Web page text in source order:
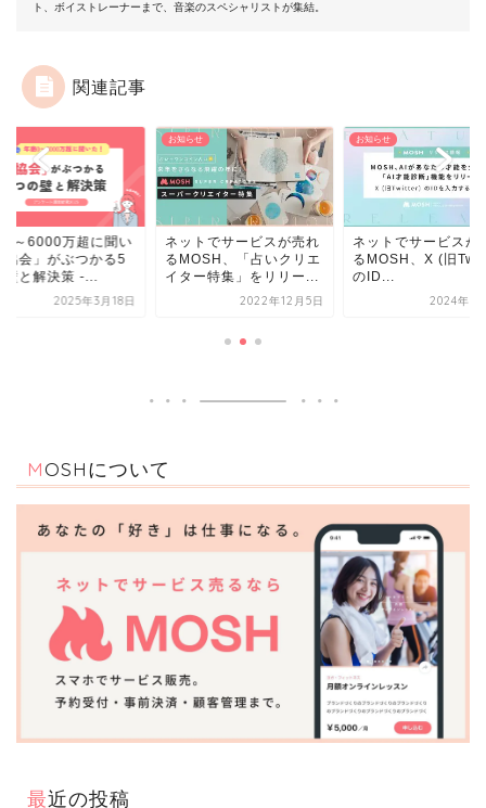
ト、ボイストレーナーまで、音楽のスペシャリストが集結。
関連記事
トでサービスが売れ
、「占いクリエ
ー特集」をリリー...
2022年12月5日
お知らせ
ネットでサービスが売れ
るMOSH、X (旧Twitter)
のID...
2024年1月12日
お知らせ
年商0～6000万超に
た「協会」がぶつか
つの壁と解決策 -...
2025年3
MOSHについて
最近の投稿